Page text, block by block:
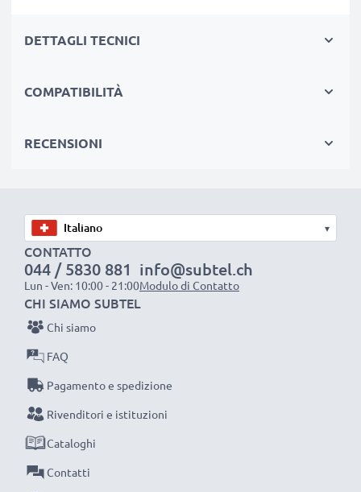
raggiungendo un altissimo numero di cicli di carica-
doverlo ricaricare.
siamo orgogliosi di fornirti una garanzia di ben 3 anni.
La scelta ecosostenibile che ti fa anche risparmiare
Sostituisci la batteria, non il portatile! È la scelta più
intelligente e più ecosostenibile che tu possa fare,
efficientando e riducendo l’impatto ambientale.
Scegli CELLONIC, scegli la lunga durata, non fare
compromessi sulla qualità: ordina ora!
DETTAGLI TECNICI
COMPATIBILITÀ
RECENSIONI
▾
CONTATTO
044 / 5830 881
Lun - Ven: 10:00 - 21:00
info@subtel.ch
Modulo di Contatto
CHI SIAMO SUBTEL
Chi siamo
FAQ
Pagamento e spedizione
Rivenditori e istituzioni
Cataloghi
Contatti